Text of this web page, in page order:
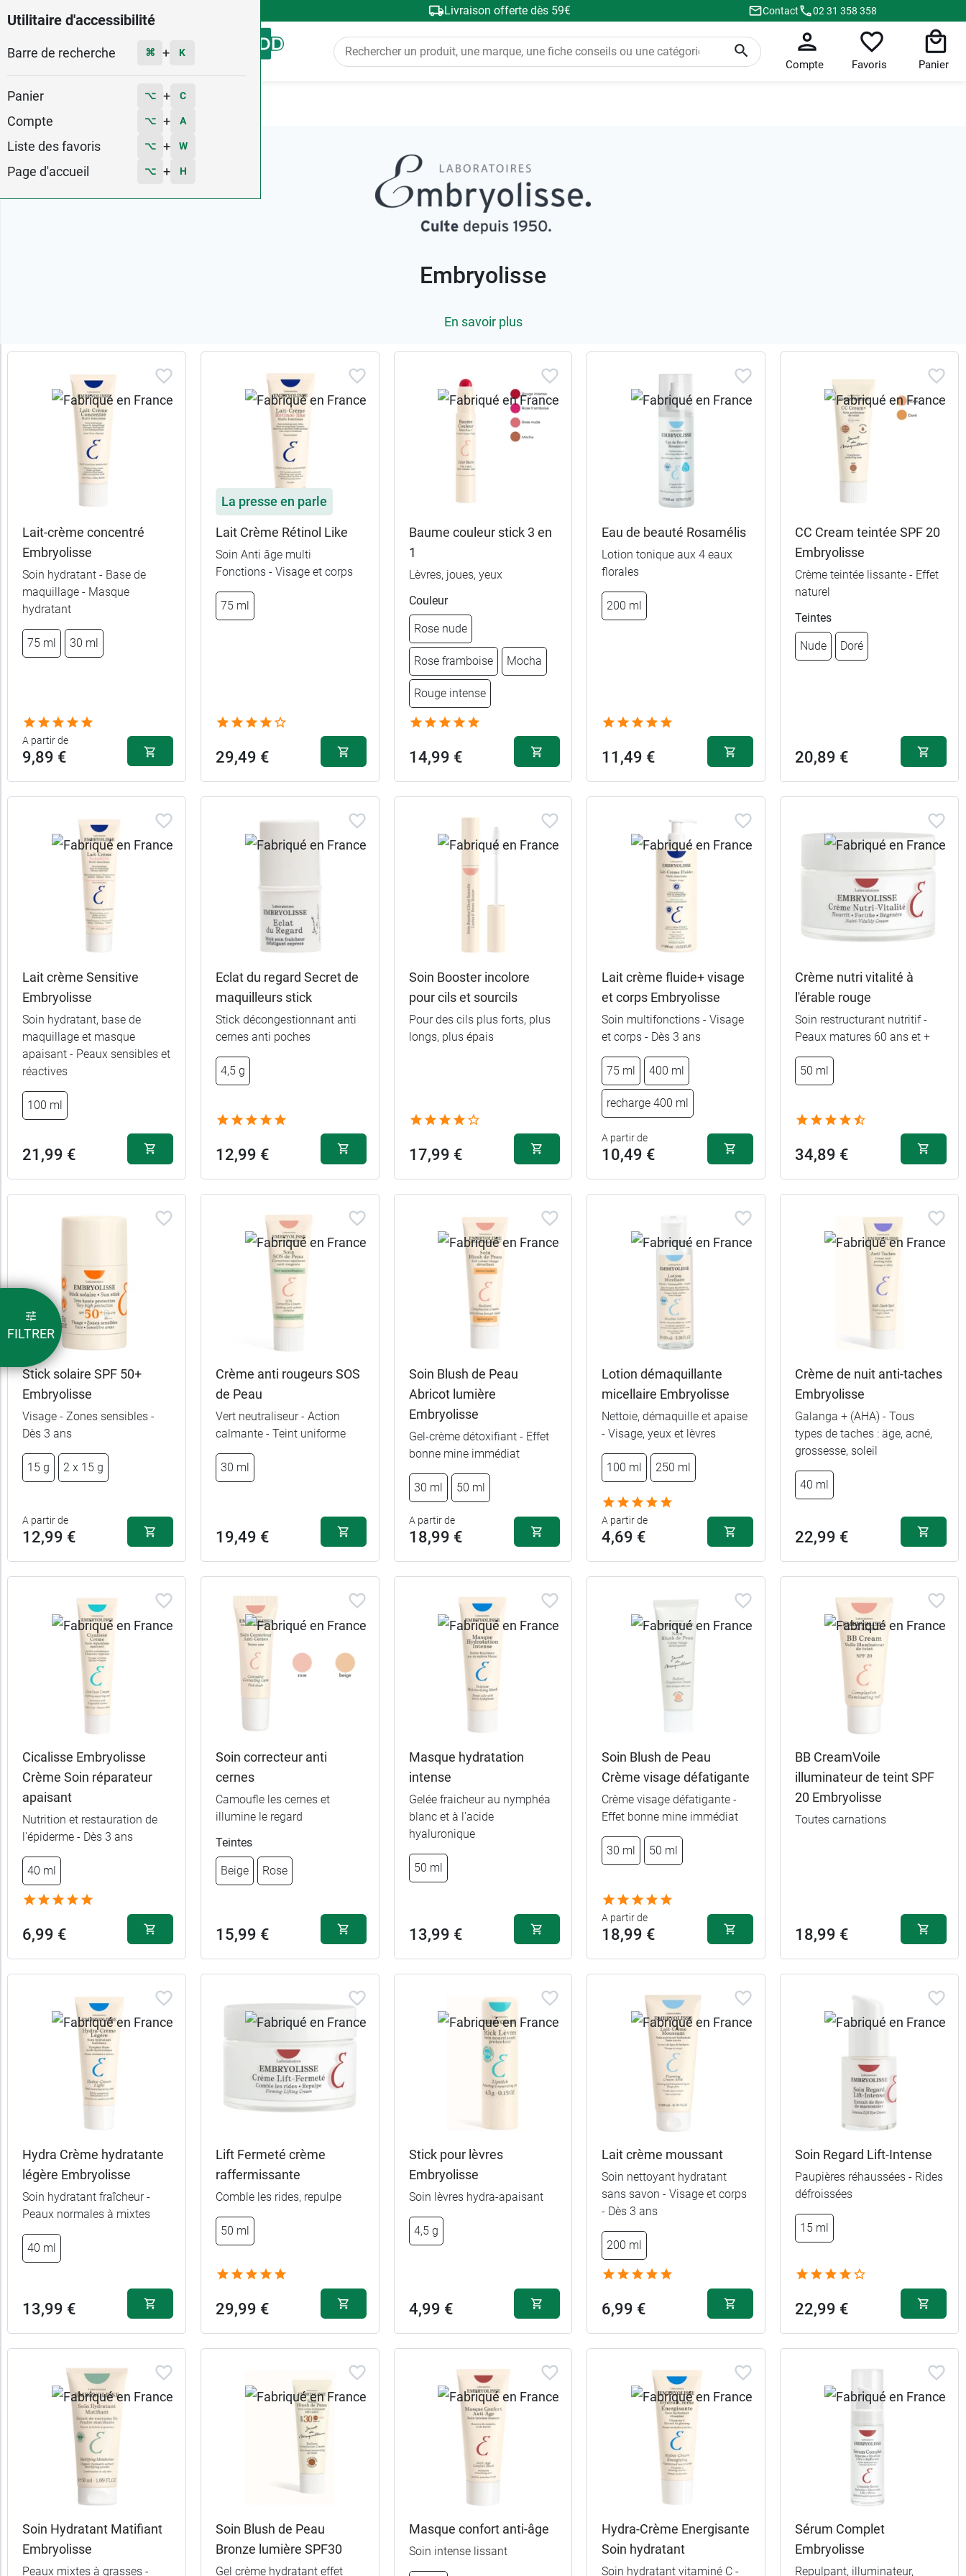
Utilitaire d'accessibilité
Barre de recherche ⌘ + K
Panier ⌥ + C
Compte ⌥ + A
Liste des favoris ⌥ + W
Page d'accueil ⌥ + H
Livraison offerte dès 59€ Contact 02 31 358 358
Menu
Compte Favoris Panier
Embryolisse
En savoir plus
Par défaut
Catégories
Sous-
catégories
France
Caractéristiques
protection
Maquillage
Pour
Sans
Texture
FILTRER
Lait-crème concentré
Embryolisse
Soin hydratant - Base de
maquillage - Masque
hydratant
75 ml 30 ml
A partir de
9,89 €
30 ml
La presse en parle
Lait Crème Rétinol Like
Soin Anti âge multi
Fonctions - Visage et corps
75 ml
29,49 €
Baume couleur stick 3 en
1
Lèvres, joues, yeux
Couleur
Rose nude
Rose framboise Mocha
Rouge intense
14,99 €
Rose nude 14,99 €
Mocha 14,99 €
Rouge intense
Eau de beauté Rosamélis
Lotion tonique aux 4 eaux
florales
200 ml
11,49 €
CC Cream teintée SPF 20
Embryolisse
Crème teintée lissante - Effet
naturel
Teintes
Nude Doré
20,89 €
Nude 20,89 €
Doré
Lait crème Sensitive
Embryolisse
Soin hydratant, base de
maquillage et masque
apaisant - Peaux sensibles et
réactives
100 ml
21,99 €
Eclat du regard Secret de
maquilleurs stick
Stick décongestionnant anti
cernes anti poches
4,5 g
12,99 €
Soin Booster incolore
pour cils et sourcils
Pour des cils plus forts, plus
longs, plus épais
17,99 €
Lait crème fluide+ visage
et corps Embryolisse
Soin multifonctions - Visage
et corps - Dès 3 ans
75 ml 400 ml
recharge 400 ml
A partir de
10,49 €
75 ml 10,49 €
400 ml 19,99 €
recharge 400 ml 15,99 €
Crème nutri vitalité à
l'érable rouge
Soin restructurant nutritif -
Peaux matures 60 ans et +
50 ml
34,89 €
Stick solaire SPF 50+
Embryolisse
Visage - Zones sensibles -
Dès 3 ans
15 g 2 x 15 g
A partir de
12,99 €
15 g 12,99 €
2 x 15 g
Crème anti rougeurs SOS
de Peau
Vert neutraliseur - Action
calmante - Teint uniforme
30 ml
19,49 €
Soin Blush de Peau
Abricot lumière
Embryolisse
Gel-crème détoxifiant - Effet
bonne mine immédiat
30 ml 50 ml
A partir de
18,99 €
30 ml
50 ml
Lotion démaquillante
micellaire Embryolisse
Nettoie, démaquille et apaise
- Visage, yeux et lèvres
100 ml 250 ml
A partir de
4,69 €
Crème de nuit anti-taches
Embryolisse
Galanga + (AHA) - Tous
types de taches : äge, acné,
grossesse, soleil
40 ml
22,99 €
Cicalisse Embryolisse
Crème Soin réparateur
apaisant
Nutrition et restauration de
l'épiderme - Dès 3 ans
40 ml
6,99 €
Soin correcteur anti
cernes
Camoufle les cernes et
illumine le regard
Teintes
Beige Rose
15,99 €
Beige
Rose
Masque hydratation
intense
Gelée fraicheur au nymphéa
blanc et à l'acide
hyaluronique
50 ml
13,99 €
Soin Blush de Peau
Crème visage défatigante
Crème visage défatigante -
Effet bonne mine immédiat
30 ml 50 ml
A partir de
18,99 €
30 ml
50 ml
BB CreamVoile
illuminateur de teint SPF
20 Embryolisse
Toutes carnations
18,99 €
Hydra Crème hydratante
légère Embryolisse
Soin hydratant fraîcheur -
Peaux normales à mixtes
40 ml
13,99 €
Lift Fermeté crème
raffermissante
Comble les rides, repulpe
50 ml
29,99 €
Stick pour lèvres
Embryolisse
Soin lèvres hydra-apaisant
4,5 g
4,99 €
Lait crème moussant
Soin nettoyant hydratant
sans savon - Visage et corps
- Dès 3 ans
200 ml
6,99 €
Soin Regard Lift-Intense
Paupières réhaussées - Rides
défroissées
15 ml
22,99 €
Soin Hydratant Matifiant
Embryolisse
Peaux mixtes à grasses -
Soin Blush de Peau
Bronze lumière SPF30
Gel crème hydratant effet
Masque confort anti-âge
Soin intense lissant
Hydra-Crème Energisante
Soin hydratant
Soin hydratant vitaminé C -
Sérum Complet
Embryolisse
Repulpant, illuminateur,